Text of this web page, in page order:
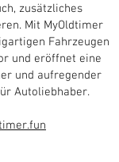
zusätzliches
Mit MyOldtimer
Fahrzeugen
und eröffnet eine
und aufregender
Autoliebhaber.